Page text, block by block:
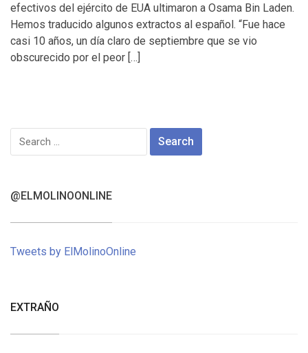
efectivos del ejército de EUA ultimaron a Osama Bin Laden.
Hemos traducido algunos extractos al español. “Fue hace
casi 10 años, un día claro de septiembre que se vio
obscurecido por el peor […]
Search
@ELMOLINOONLINE
Tweets by ElMolinoOnline
EXTRAÑO